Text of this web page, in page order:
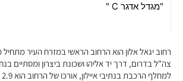
"מגדל אדגר C "
מבני משרדים ומסחר ·יגאל אלון 96, תל אביב יפו
"מגדל טויוטה"
מבני משרדים ומסחר · יגאל אלון 65, תל אביב יפו
רחוב יגאל אלון הוא הרחוב הראשי במזרח העיר מתחיל
צה"ל בדרום, דרך יד אליהו ושכונת ביצרון ומסתיים